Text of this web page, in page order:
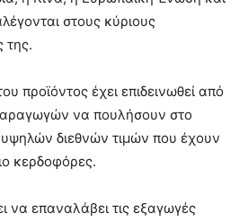
στους κύριους
της.
προϊόντος έχει επιδεινωθεί από
να πουλήσουν στο
διεθνών τιμών που έχουν
κερδοφόρες.
να επαναλάβει τις εξαγωγές